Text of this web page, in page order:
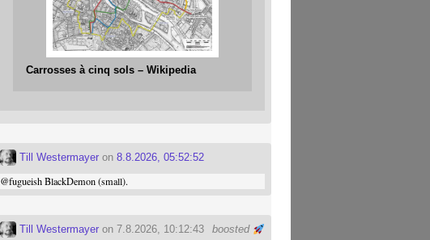
Carrosses à cinq sols – Wikipedia
Till Westermayer on8.8.2026, 05:52:52
@fugueishBlackDemon (small).
boosted
Till Westermayer on 7.8.2026, 10:12:43